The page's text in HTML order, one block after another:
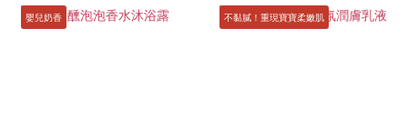
嬰兒奶香 不黏膩！重現寶寶柔嫩肌